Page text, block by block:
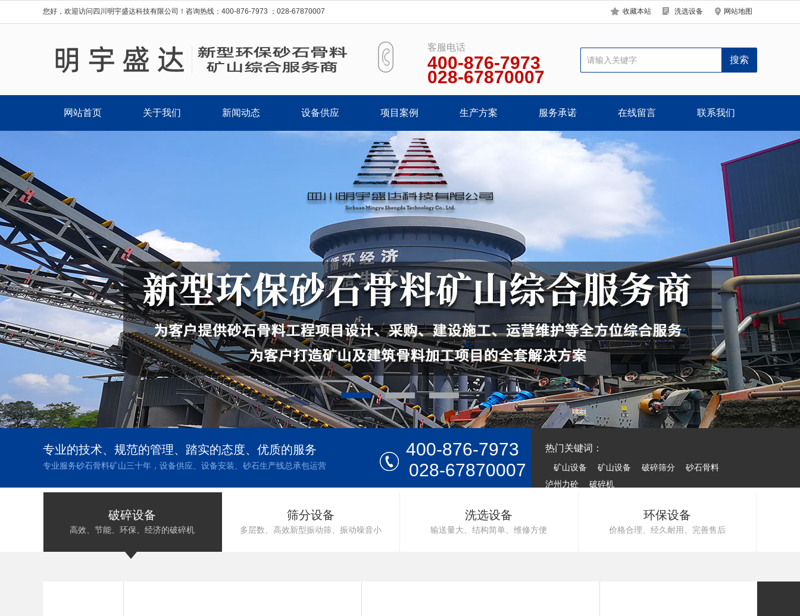
您好，欢迎访问四川明宇盛达科技有限公司！咨询热线：400-876-7973 ；028-67870007 收藏本站 洗选设备 网站地图
客服电话
400-876-7973
028-67870007
网站首页 关于我们 新闻动态 设备供应 项目案例 生产方案 服务承诺 在线留言 联系我们
专业的技术、规范的管理、踏实的态度、优质的服务
专业服务砂石骨料矿山三十年，设备供应、设备安装、砂石生产线总承包运营
400-876-7973
028-67870007
热门关键词：
矿山设备 矿山设备 破碎筛分
砂石骨料
泸州力砼
破碎机
破碎设备
高效、节能、环保、经济的破碎机
筛分设备
多层数、高效新型振动筛、振动噪音小
洗选设备
输送量大、结构简单、维修方便
环保设备
价格合理、经久耐用、完善售后